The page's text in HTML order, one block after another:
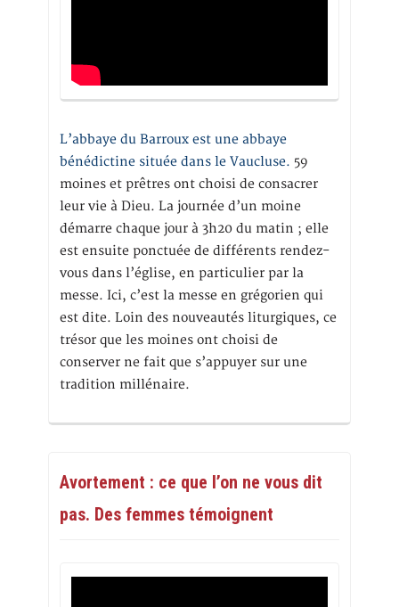
L’abbaye du Barroux est une abbaye
bénédictine située dans le Vaucluse. 59
moines et prêtres ont choisi de consacrer
leur vie à Dieu. La journée d’un moine
démarre chaque jour à 3h20 du matin ; elle
est ensuite ponctuée de différents rendez-
vous dans l’église, en particulier par la
messe. Ici, c’est la messe en grégorien qui
est dite. Loin des nouveautés liturgiques, ce
trésor que les moines ont choisi de
conserver ne fait que s’appuyer sur une
tradition millénaire.
Avortement : ce que l’on ne vous dit
pas. Des femmes témoignent